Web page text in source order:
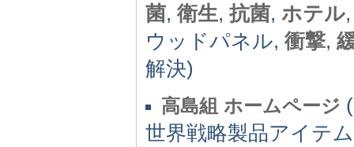
菌, 衛生, 抗菌, ホテル
ウッドパネル, 衝撃,
解決)
高島組 ホームページ
世界戦略製品アイテ